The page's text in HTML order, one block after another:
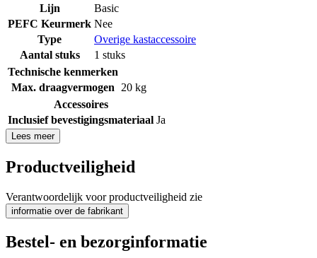
Lijn
Basic
PEFC Keurmerk Nee
Type
Overige kastaccessoire
Aantal stuks
1 stuks
Technische kenmerken
Max. draagvermogen
20 kg
Accessoires
Inclusief bevestigingsmateriaal Ja
Lees meer
Productveiligheid
Verantwoordelijk voor productveiligheid zie
informatie over de fabrikant
Bestel- en bezorginformatie